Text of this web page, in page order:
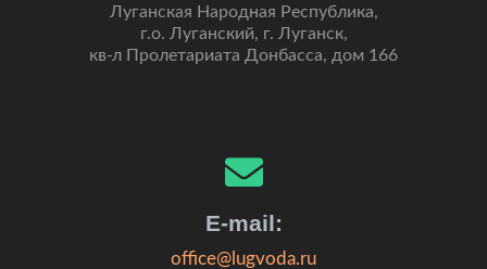
Луганская Народная Республика,
г.о. Луганский, г. Луганск,
кв-л Пролетариата Донбасса, дом 166
E-mail:
office@lugvoda.ru